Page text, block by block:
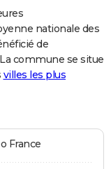
nationale des
de
commune se situe
villes les plus
France